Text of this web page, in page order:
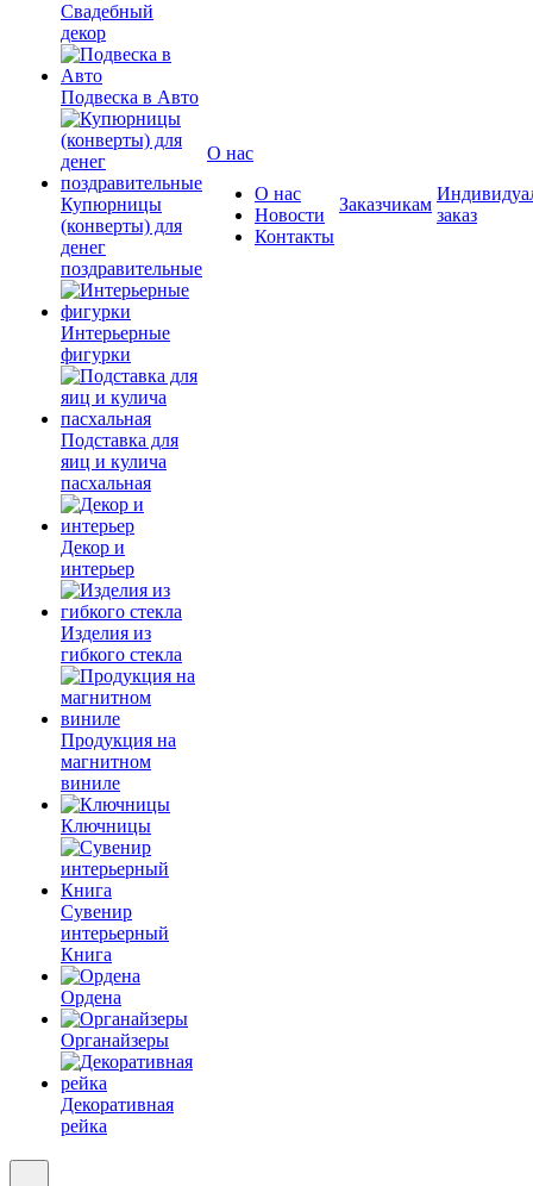
Свадебный
декор
Подвеска в Авто
Купюрницы
(конверты) для
денег
поздравительные
Интерьерные
фигурки
Подставка для
яиц и кулича
пасхальная
Декор и
интерьер
Изделия из
гибкого стекла
Продукция на
магнитном
виниле
Ключницы
Сувенир
интерьерный
Книга
Ордена
Органайзеры
Декоративная
рейка
О нас
О нас
Новости
Контакты
Заказчикам
заказ